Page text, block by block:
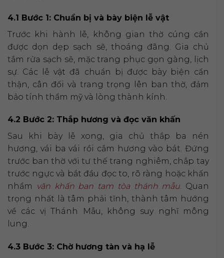
4.1 Bước 1: Chuẩn bị và bày biện lễ vật
Trước khi hành lễ, không gian thờ cúng cần
được dọn dẹp sạch sẽ, thoáng đãng. Gia chủ
tắm rửa sạch sẽ, mặc trang phục gọn gàng, lịch
sự. Các lễ vật đã chuẩn bị được bày biện cẩn
thận, cân đối và trang trọng lên ban thờ, đảm
bảo tính thẩm mỹ và lòng thành kính.
4.2 Bước 2: Thắp hương và đọc văn khấn
Sau khi bày lễ xong, gia chủ thắp ba nén
hương, vái ba vái rồi cắm hương vào bát. Đứng
trước ban thờ với tư thế trang nghiêm, chắp tay
trước ngực và bắt đầu đọc to, rõ ràng hoặc khấn
nhẩm
văn khấn ban tam tòa thánh mẫu. Quan
trọng nhất là tâm phải tĩnh, thành tâm hướng
về các vị Thánh Mẫu, không suy nghĩ mông
lung.
4.3 Bước 3: Chờ hương tàn và hạ lễ